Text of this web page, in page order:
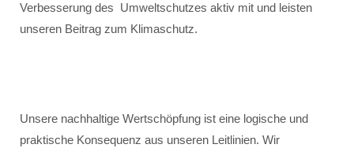
Verbesserung des Umweltschutzes aktiv mit und leisten
unseren Beitrag zum Klimaschutz.
Unsere nachhaltige Wertschöpfung ist eine logische und
praktische Konsequenz aus unseren Leitlinien. Wir